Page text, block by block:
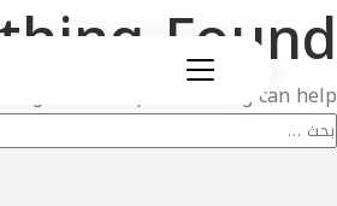
Found
for. Perhaps searching can help.
البحث